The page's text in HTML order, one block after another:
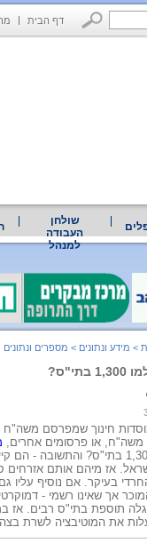
דף הבית
שולחן
העבודה
למנהל
> מידע ונתונים > מספרים ונתונים
בתי"ס?
או פרסומים אחרים,
נעלמו 1,300 בתי"ס?
אז מיהם אותם אזרחים
בעיקר. אם נוסיף עליו
אך שאינו רשמי -
תוספת בתי"ס רבים. אז
את המוטיבציה לשרת